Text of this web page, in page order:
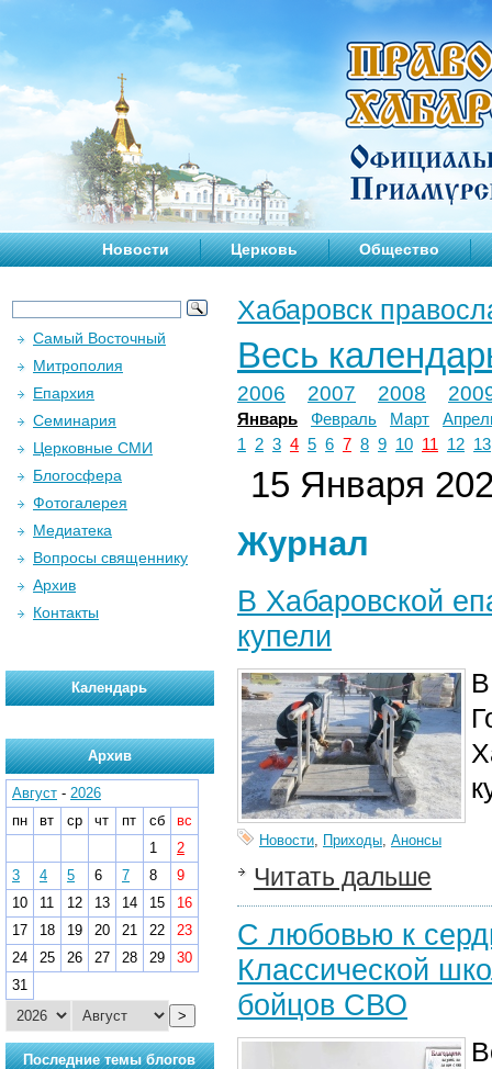
Новости Церковь Общество
Хабаровск
Весь
2006 2007 2008
Январь Февраль Март
1
2 3 4 5 6 7 8 9 10 11 12 13
15 Января
Журнал
В Хабаровской
купели
Новости, Приходы, Анонсы
Читать дальше
С любовью к
Классической
бойцов СВО
Самый Восточный
Митрополия
Епархия
Семинария
Церковные СМИ
Блогосфера
Фотогалерея
Медиатека
Вопросы священнику
Архив
Контакты
Календарь
Архив
Август - 2026
пн
вт ср чт пт сб
вс
1
2
3
4 5 6 7 8
9
10
11 12 13 14 15
16
17
18 19 20 21 22
23
24
25 26 27 28 29
30
31
>
Последние темы блогов